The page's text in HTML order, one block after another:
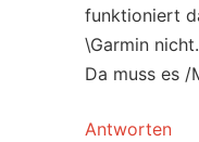
funktioniert
\Garmin nicht.
Da muss es /
Antworten